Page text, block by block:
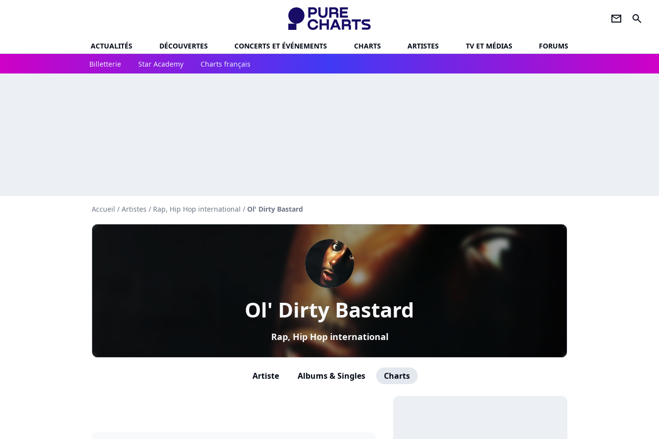
newsletter search
ACTUALITÉS DÉCOUVERTES CONCERTS ET ÉVÉNEMENTS CHARTS ARTISTES TV ET MÉDIAS
FORUMS
Billetterie
Star Academy Charts français
Accueil / Artistes / Rap, Hip Hop international / Ol' Dirty Bastard
Ol' Dirty Bastard
Rap, Hip Hop international
Artiste Albums & Singles Charts